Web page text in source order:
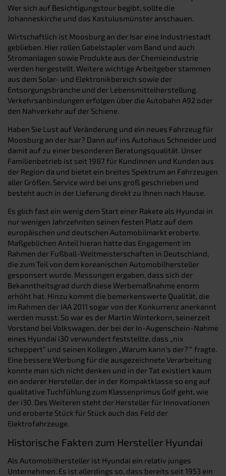
Wer sich auf Besichtigungstour begibt, sollte die
Johanneskirche und das Kastulusmünster anschauen.
Wirtschaftlich ist Moosburg an der Isar eine Industriestadt
geblieben. Hier rollen Gabelstapler vom Band und auch
Stromanlagen sowie Produkte aus der Chemieindustrie
werden hergestellt. Weitere wichtige Arbeitgeber stammen
aus dem Solar- und Elektronikbereich sowie der
Entsorgungsbranche und der Lebensmittelherstellung.
Verkehrsanbindungen erfolgen über die Autobahn A92 oder
den Nahverkehr auf der Schiene.
Haben Sie Lust auf Veränderung und ein neues Fahrzeug für
Moosburg an der Isar? Dann auf ins Autohaus Schneider und
damit auf zu einer besonderen Beratungsqualität. Unser
Familienbetrieb ist seit 1987 für Kundinnen und Kunden aus
der Region da und bietet ein breites Spektrum an Fahrzeugen
aller Größen. Service wird bei uns groß geschrieben und
besteht auch in der Lieferung direkt zu Ihnen nach Hause.
Es glich fast ein wenig dem Start einer Rakete als Hyundai in
nur wenigen Jahrzehnten seinen festen Platz auf dem
europäischen und deutschen Automobilmarkt eroberte.
Maßgeblichen Anteil hieran hatte das Engagement im
Rahmen der Fußball-Weltmeisterschaften in Deutschland,
die zum Teil von dem koreanischen Automobilhersteller
gesponsert wurde. Messungen ergaben, dass sich der
Bekanntheitsgrad durch diese Werbemaßnahme enorm
erhöht hat. Hinzu kommt die bemerkenswerte Qualität, die
im Rahmen der IAA 2011 sogar von der Konkurrenz anerkannt
werden musst. So war es der Martin Winterkorn, seinerzeit
Vorstand bei Volkswagen, der bei der In-Augenschein-Nahme
eines Hyundai i30 verwundert feststellte, dass „nix
scheppert“ und seinen Kollegen „Warum kann‘s der?‘“ fragte.
Eine bessere Werbung für die ausgezeichnete Verarbeitung
konnte man sich nicht denken und in der Tat existiert kaum
ein anderer Hersteller, der in der Kompaktklasse so eng auf
qualitative Tuchfühlung zum Klassenprimus Golf geht, wie
der i30. Des Weiteren steht der Hersteller für Innovationen
und eroberte Stück für Stück auch das Feld der
Elektrofahrzeuge.
Historische Fakten zum Hersteller Hyundai
Als Automobilhersteller ist Hyundai ein relativ junges
Unternehmen. Es ist allerdings so, dass bereits seit 1953 ein